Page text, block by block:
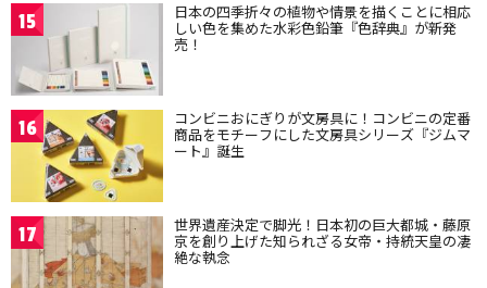
15 日本の四季折々の植物や情景を描くことに相応
しい色を集めた水彩色鉛筆『色辞典』が新発
売！
16 コンビニおにぎりが文房具に！コンビニの定番
商品をモチーフにした文房具シリーズ『ジムマ
ート』誕生
17 世界遺産決定で脚光！日本初の巨大都城・藤原
京を創り上げた知られざる女帝・持統天皇の凄
絶な執念